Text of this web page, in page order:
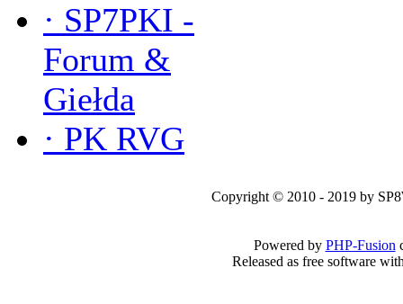
· SP7PKI -
Forum &
Giełda
· PK RVG
Copyright © 2010 - 2019 by
Powered by PHP-Fusion
Released as free software